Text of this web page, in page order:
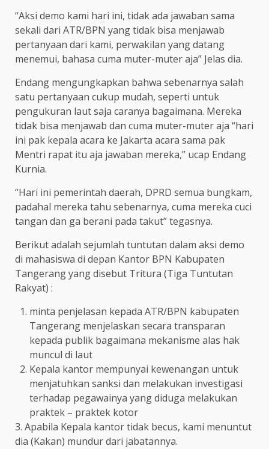
“Aksi demo kami hari ini, tidak ada jawaban sama
sekali dari ATR/BPN yang tidak bisa menjawab
pertanyaan dari kami, perwakilan yang datang
menemui, bahasa cuma muter-muter aja” Jelas dia.
Endang mengungkapkan bahwa sebenarnya salah
satu pertanyaan cukup mudah, seperti untuk
pengukuran laut saja caranya bagaimana. Mereka
tidak bisa menjawab dan cuma muter-muter aja “hari
ini pak kepala acara ke Jakarta acara sama pak
Mentri rapat itu aja jawaban mereka,” ucap Endang
Kurnia.
“Hari ini pemerintah daerah, DPRD semua bungkam,
padahal mereka tahu sebenarnya, cuma mereka cuci
tangan dan ga berani pada takut” tegasnya.
Berikut adalah sejumlah tuntutan dalam aksi demo
di mahasiswa di depan Kantor BPN Kabupaten
Tangerang yang disebut Tritura (Tiga Tuntutan
Rakyat) :
minta penjelasan kepada ATR/BPN kabupaten
Tangerang menjelaskan secara transparan
kepada publik bagaimana mekanisme alas hak
muncul di laut
Kepala kantor mempunyai kewenangan untuk
menjatuhkan sanksi dan melakukan investigasi
terhadap pegawainya yang diduga melakukan
praktek – praktek kotor
3. Apabila Kepala kantor tidak becus, kami menuntut
dia (Kakan) mundur dari jabatannya.